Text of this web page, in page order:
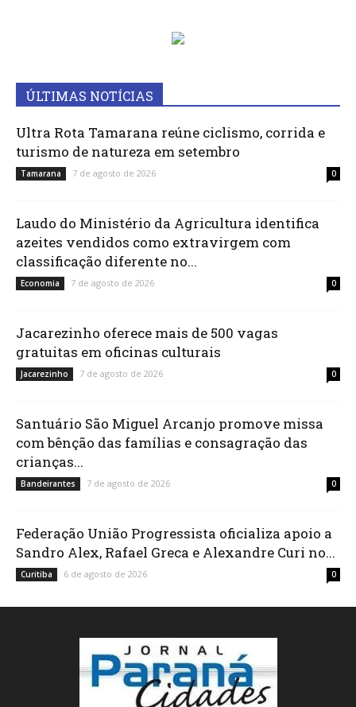
ÚLTIMAS NOTÍCIAS
Ultra Rota Tamarana reúne ciclismo, corrida e
turismo de natureza em setembro
Tamarana 7 de agosto de 2026 0
Laudo do Ministério da Agricultura identifica
azeites vendidos como extravirgem com
classificação diferente no...
Economia 7 de agosto de 2026 0
Jacarezinho oferece mais de 500 vagas
gratuitas em oficinas culturais
Jacarezinho 7 de agosto de 2026 0
Santuário São Miguel Arcanjo promove missa
com bênção das famílias e consagração das
crianças...
Bandeirantes 7 de agosto de 2026 0
Federação União Progressista oficializa apoio a
Sandro Alex, Rafael Greca e Alexandre Curi no...
Curitiba 6 de agosto de 2026 0